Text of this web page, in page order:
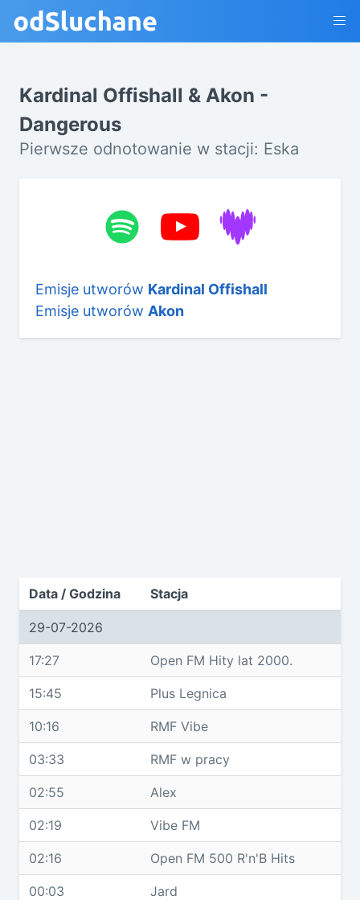
Kardinal Offishall & Akon -
Dangerous
Pierwsze odnotowanie w stacji: Eska
Emisje utworów Kardinal Offishall
Emisje utworów Akon
Data / Godzina Stacja
29-07-2026
17:27 Open FM Hity lat 2000.
15:45 Plus Legnica
10:16 RMF Vibe
03:33 RMF w pracy
02:55 Alex
02:19 Vibe FM
02:16 Open FM 500 R'n'B Hits
00:03 Jard